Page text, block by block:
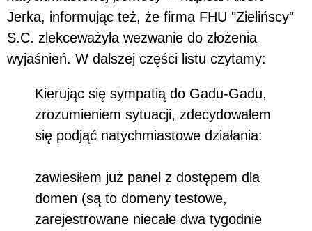
Jerka, informując też, że firma FHU "Zielińscy"
S.C. zlekceważyła wezwanie do złożenia
wyjaśnień. W dalszej części listu czytamy:
Kierując się sympatią do Gadu-Gadu,
zrozumieniem sytuacji, zdecydowałem
się podjąć natychmiastowe działania:
zawiesiłem już panel z dostępem dla
domen (są to domeny testowe,
zarejestrowane niecałe dwa tygodnie